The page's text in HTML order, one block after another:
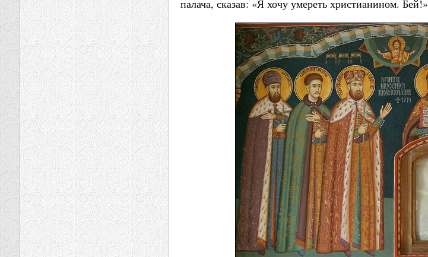
палача, сказав: «Я хочу умереть христианином. Бей!»